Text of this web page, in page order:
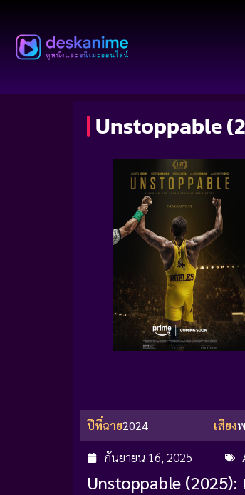
Unstoppable
ปีที่ฉาย2024 เสียง
กันยายน 16, 2025
Unstoppable